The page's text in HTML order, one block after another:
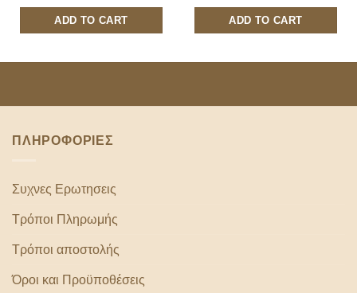
ADD TO CART ADD TO CART
ΠΛΗΡΟΦΟΡΙΕΣ
Συχνες Ερωτησεις
Τρόποι Πληρωμής
Τρόποι αποστολής
Όροι και Προϋποθέσεις